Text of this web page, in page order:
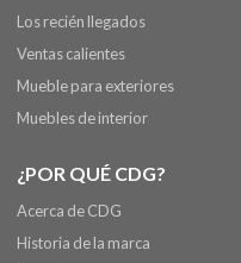
Los recién llegados
Ventas calientes
Mueble para exteriores
Muebles de interior
¿POR QUÉ CDG?
Acerca de CDG
Historia de la marca